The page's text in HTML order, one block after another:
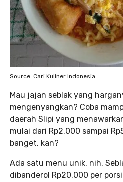
Source: Cari Kuliner Indonesia
Mau jajan seblak yang
mengenyangkan? Coba
daerah Slipi yang
mulai dari Rp2.000 sampai
banget, kan?
Ada satu menu unik, nih,
dibanderol Rp20.000 per